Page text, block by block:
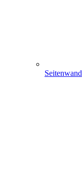
Seitenwand